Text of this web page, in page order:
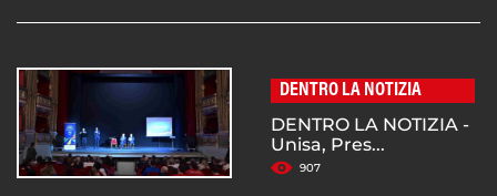
DENTRO LA NOTIZIA
DENTRO LA NOTIZIA -
Unisa, Pres...
907